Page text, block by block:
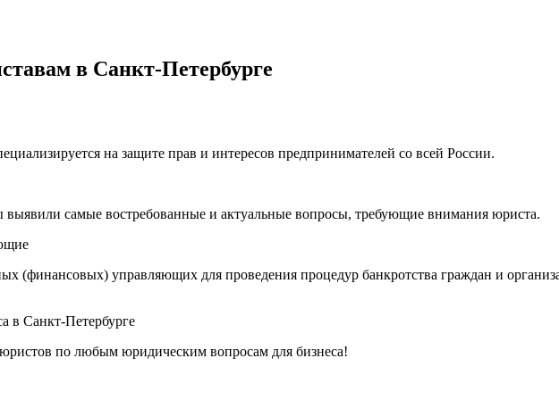
в Санкт-Петербурге
на защите прав и интересов предпринимателей со всей России.
самые востребованные и актуальные вопросы, требующие внимания юриста.
(финансовых) управляющих для проведения процедур банкротства граждан и
в Санкт-Петербурге
по любым юридическим вопросам для бизнеса!